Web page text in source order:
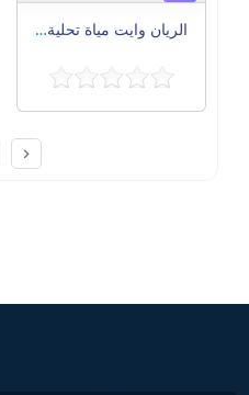
الريان وايت مياة تحلية جدة 0540415179 – خدمة موثوقة لتوصيل مياه التحلية في جميع أحياء جدة